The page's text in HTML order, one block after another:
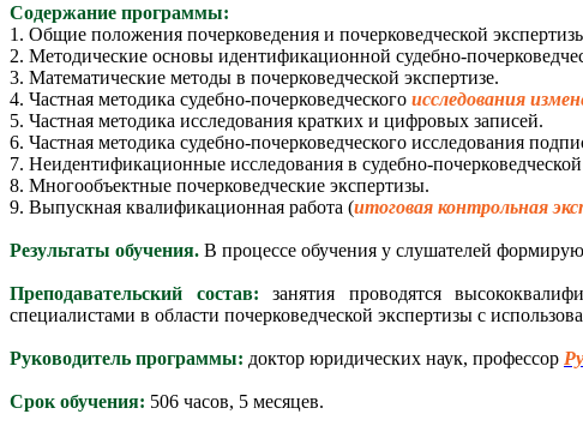
Содержание программы:
1. Общие положения почерковедения и почерковедческой
2. Методические основы идентификационной судебно-
3. Математические методы в почерковедческой экспертизе.
4. Частная методика судебно-почерковедческого исследования
5. Частная методика исследования кратких и цифровых записей.
6. Частная методика судебно-почерковедческого исследования
7. Неидентификационные исследования в судебно-почерковедческой
8. Многообъектные почерковедческие экспертизы.
9. Выпускная квалификационная работа (итоговая контрольная
Результаты обучения. В процессе обучения у слушателей
Преподавательский состав: занятия проводятся
специалистами в области почерковедческой экспертизы с
Руководитель программы: доктор юридических наук, профессор
Срок обучения: 506 часов, 5 месяцев.